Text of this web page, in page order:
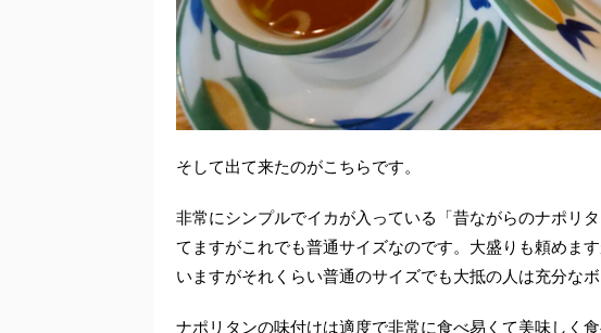
そして出て来たのがこちらです。
非常にシンプルでイカが入っている「昔ながらのナポリ
てますがこれでも普通サイズなのです。大盛りも頼めま
いますがそれくらい普通のサイズでも大抵の人は充分なボ
ナポリタンの味付けは適度で非常に食べ易くて美味しく